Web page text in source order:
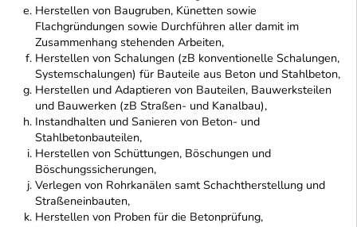
Herstellen von Baugruben, Künetten sowie
Flachgründungen sowie Durchführen aller damit im
Zusammenhang stehenden Arbeiten,
Herstellen von Schalungen (zB konventionelle Schalungen,
Systemschalungen) für Bauteile aus Beton und Stahlbeton,
Herstellen und Adaptieren von Bauteilen, Bauwerksteilen
und Bauwerken (zB Straßen- und Kanalbau),
Instandhalten und Sanieren von Beton- und
Stahlbetonbauteilen,
Herstellen von Schüttungen, Böschungen und
Böschungssicherungen,
Verlegen von Rohrkanälen samt Schachtherstellung und
Straßeneinbauten,
Herstellen von Proben für die Betonprüfung,